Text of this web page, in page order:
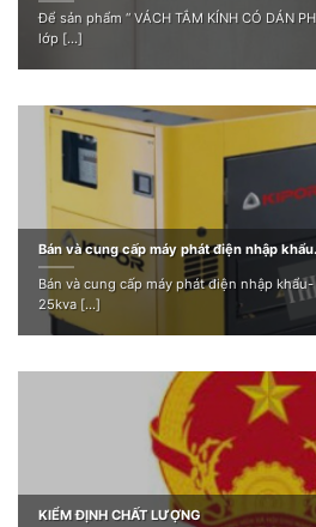
Để sản phẩm “ VÁCH TẮM KÍNH CÓ DÁN
lớp [...]
Bán và cung cấp máy phát điện nhập khẩu.
Bán và cung cấp máy phát điện nhập
25kva [...]
KIỂM ĐỊNH CHẤT LƯỢNG